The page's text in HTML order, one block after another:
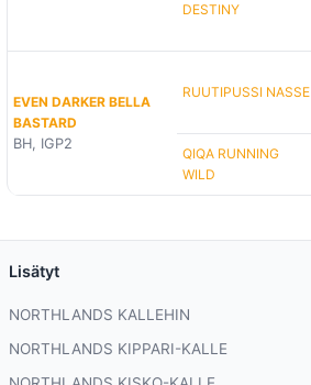
DESTINY
EVEN DARKER BELLA
BASTARD
BH, IGP2
RUUTIPUSSI NASSE
QIQA RUNNING
WILD
Lisätyt
NORTHLANDS KALLEHIN
NORTHLANDS KIPPARI-KALLE